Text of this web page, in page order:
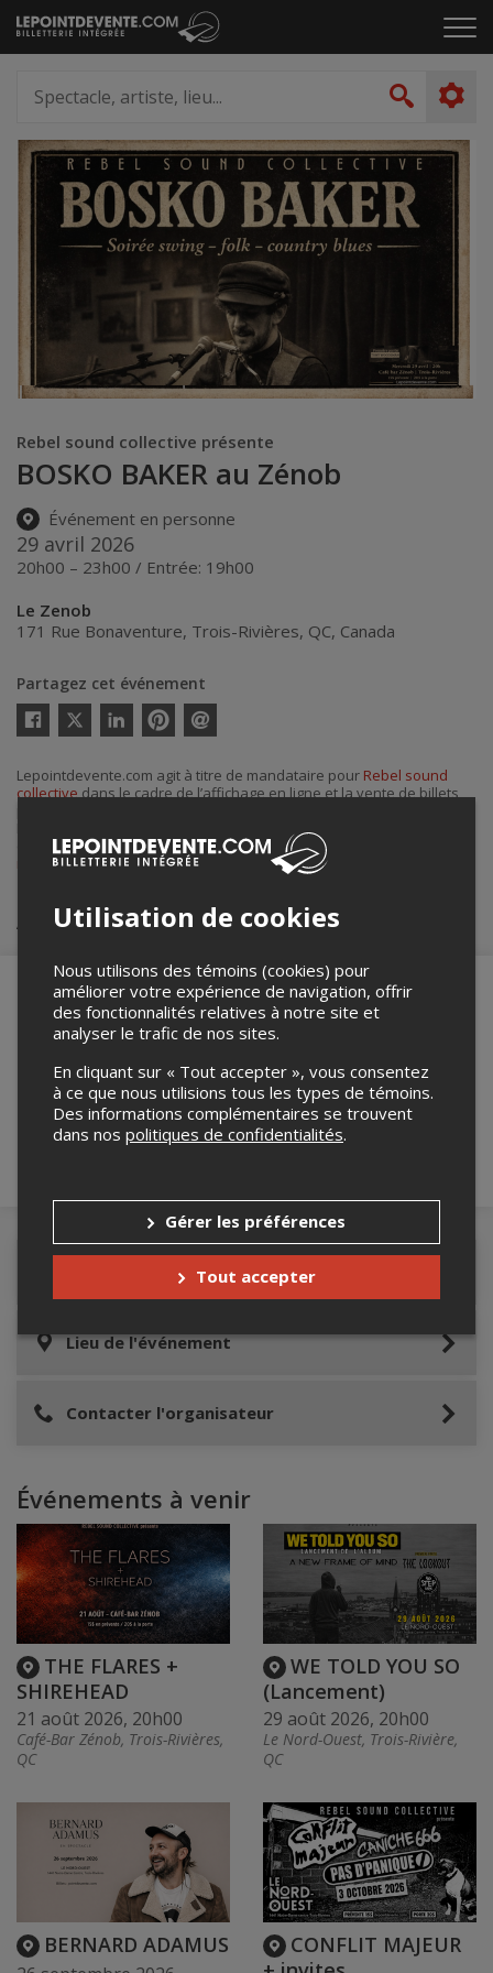
Passer
au
le
artiste,
lieu...
Rebel sound collective présente
BOSKO BAKER au Zénob
Événement en personne
29 avril 2026
20h00 – 23h00 / Entrée: 19h00
Le Zenob
171 Rue Bonaventure, Trois-Rivières, QC, Canada
Partagez cet événement
Twitter
courriel
Lepointdevente.com agit à titre de mandataire pour Rebel sound
collectivedans le cadre de l’affichage en ligne et la vente de billets
Pour plus d’information à propos de cet événement, veuillez
contacter l’organisateur de l’événement,Rebel sound collective
rebelsoundcollective@gmail.com
Achat de billets
Merci de confirmer que vous n'êtes pas un
robot ci-bas.
Détails de l'événement
Lieu de l'événement
Contacter l'organisateur
Événements à venir
THE FLARES +
SHIREHEAD
21 août 2026, 20h00
Café-Bar Zénob, Trois-Rivières,
QC
WE TOLD YOU SO
(Lancement)
29 août 2026, 20h00
Le Nord-Ouest, Trois-Rivière,
QC
BERNARD ADAMUS
CONFLIT MAJEUR
Utilisation de cookies
Nous utilisons des témoins (cookies) pour
améliorer votre expérience de navigation, offrir
des fonctionnalités relatives à notre site et
analyser le trafic de nos sites.
En cliquant sur « Tout accepter », vous consentez
à ce que nous utilisions tous les types de témoins.
Des informations complémentaires se trouvent
dans nos politiques de confidentialités.
Gérer les préférences
Tout accepter